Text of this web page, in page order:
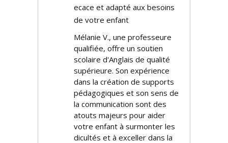
efficace et adapté aux besoins
de votre enfant
Mélanie V., une professeure
qualifiée, offre un soutien
scolaire d'Anglais de qualité
supérieure. Son expérience
dans la création de supports
pédagogiques et son sens de
la communication sont des
atouts majeurs pour aider
votre enfant à surmonter les
difficultés et à exceller dans la